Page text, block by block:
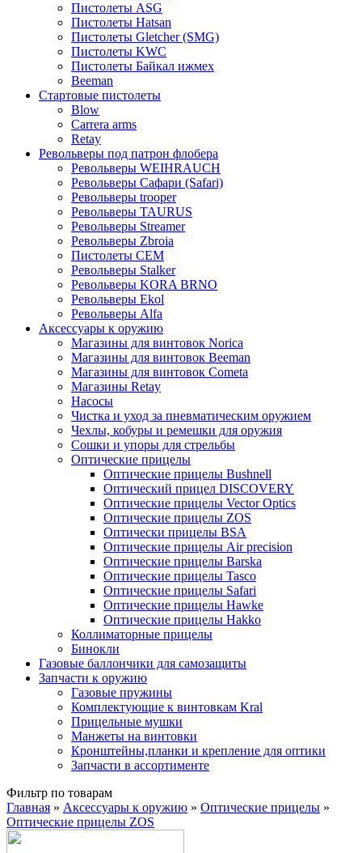
Пистолеты ASG
Пистолеты Hatsan
Пистолеты Gletcher (SMG)
Пистолеты KWC
Пистолеты Байкал ижмех
Beeman
Стартовые пистолеты
Blow
Carrera arms
Retay
Револьверы под патрон флобера
Револьверы WEIHRAUCH
Револьверы Сафари (Safari)
Револьверы trooper
Револьверы TAURUS
Револьверы Streamer
Револьверы Zbroia
Пистолеты СЕМ
Револьверы Stalker
Револьверы KORA BRNO
Револьверы Ekol
Револьверы Alfa
Аксессуары к оружию
Магазины для винтовок Norica
Магазины для винтовок Beeman
Магазины для винтовок Cometa
Магазины Retay
Насосы
Чистка и уход за пневматическим оружием
Чехлы, кобуры и ремешки для оружия
Сошки и упоры для стрельбы
Оптические прицелы
Оптические прицелы Bushnell
Оптический прицел DISCOVERY
Оптические прицелы Vector Optics
Оптические прицелы ZOS
Оптически прицелы BSA
Оптические прицелы Air precision
Оптические прицелы Barska
Оптические прицелы Tasco
Оптические прицелы Safari
Оптические прицелы Hawke
Оптические прицелы Hakko
Коллиматорные прицелы
Бинокли
Газовые баллончики для самозащиты
Запчасти к оружию
Газовые пружины
Комплектующие к винтовкам Kral
Прицельные мушки
Манжеты на винтовки
Кронштейны,планки и крепление для оптики
Запчасти в ассортименте
Фильтр по товарам
Вы здесь
Главная » Аксессуары к оружию » Оптические прицелы »
Оптические прицелы ZOS